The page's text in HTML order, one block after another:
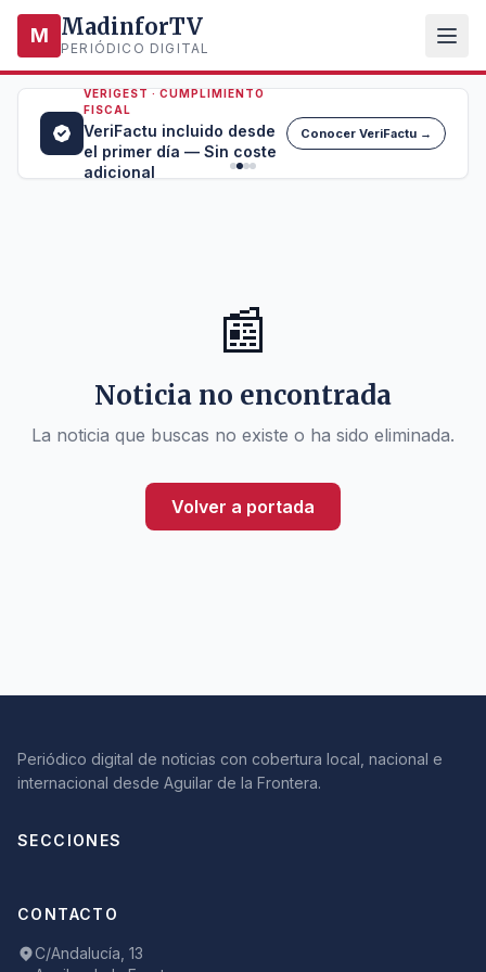
M MadinforTV
PERIÓDICO DIGITAL
VERIGEST · CUMPLIMIENTO
FISCAL
VeriFactu incluido desde
el primer día — Sin coste
adicional
Conocer VeriFactu →
📰
Noticia no encontrada
La noticia que buscas no existe o ha sido eliminada.
Volver a portada
Periódico digital de noticias con cobertura local, nacional e
internacional desde Aguilar de la Frontera.
SECCIONES
CONTACTO
C/Andalucía, 13